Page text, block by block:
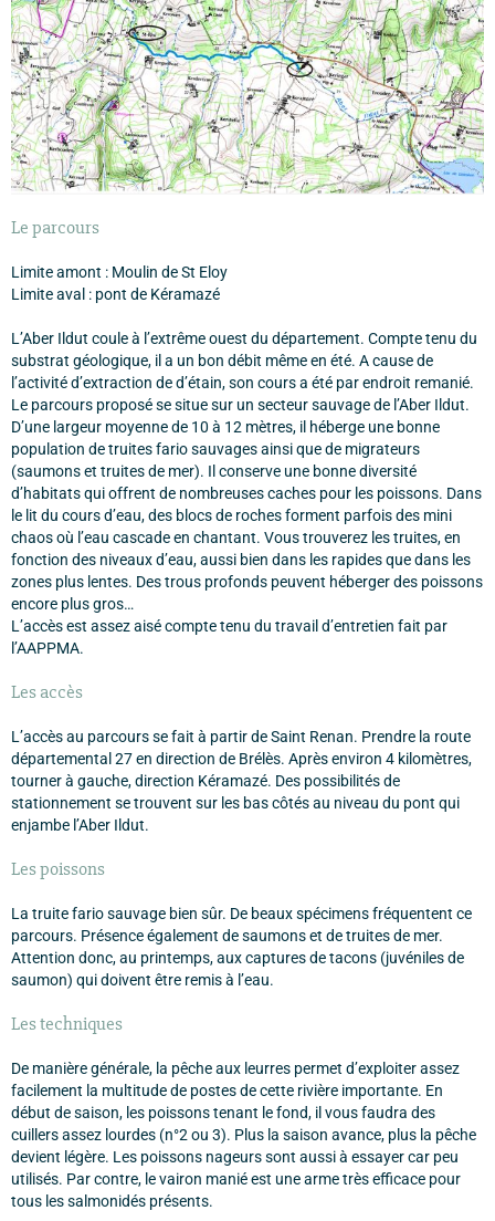
Le parcours
Limite amont : Moulin de St Eloy
Limite aval : pont de Kéramazé
L’Aber Ildut coule à l’extrême ouest du département. Compte tenu du
substrat géologique, il a un bon débit même en été. A cause de
l’activité d’extraction de d’étain, son cours a été par endroit remanié.
Le parcours proposé se situe sur un secteur sauvage de l’Aber Ildut.
D’une largeur moyenne de 10 à 12 mètres, il héberge une bonne
population de truites fario sauvages ainsi que de migrateurs
(saumons et truites de mer). Il conserve une bonne diversité
d’habitats qui offrent de nombreuses caches pour les poissons. Dans
le lit du cours d’eau, des blocs de roches forment parfois des mini
chaos où l’eau cascade en chantant. Vous trouverez les truites, en
fonction des niveaux d’eau, aussi bien dans les rapides que dans les
zones plus lentes. Des trous profonds peuvent héberger des poissons
encore plus gros…
L’accès est assez aisé compte tenu du travail d’entretien fait par
l’AAPPMA.
Les accès
L’accès au parcours se fait à partir de Saint Renan. Prendre la route
départemental 27 en direction de Brélès. Après environ 4 kilomètres,
tourner à gauche, direction Kéramazé. Des possibilités de
stationnement se trouvent sur les bas côtés au niveau du pont qui
enjambe l’Aber Ildut.
Les poissons
La truite fario sauvage bien sûr. De beaux spécimens fréquentent ce
parcours. Présence également de saumons et de truites de mer.
Attention donc, au printemps, aux captures de tacons (juvéniles de
saumon) qui doivent être remis à l’eau.
Les techniques
De manière générale, la pêche aux leurres permet d’exploiter assez
facilement la multitude de postes de cette rivière importante. En
début de saison, les poissons tenant le fond, il vous faudra des
cuillers assez lourdes (n°2 ou 3). Plus la saison avance, plus la pêche
devient légère. Les poissons nageurs sont aussi à essayer car peu
utilisés. Par contre, le vairon manié est une arme très efficace pour
tous les salmonidés présents.